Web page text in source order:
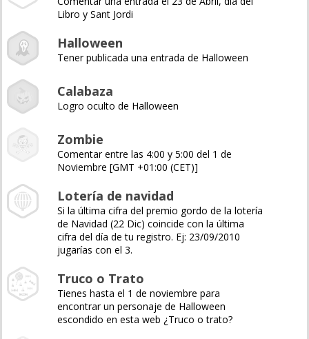
Libro y Sant Jordi
Halloween
Tener publicada una entrada de Halloween
Calabaza
Logro oculto de Halloween
Zombie
Comentar entre las 4:00 y 5:00 del 1 de
Noviembre [GMT +01:00 (CET)]
Lotería de navidad
Si la última cifra del premio gordo de la lotería
de Navidad (22 Dic) coincide con la última
cifra del día de tu registro. Ej: 23/09/2010
jugarías con el 3.
Truco o Trato
Tienes hasta el 1 de noviembre para
encontrar un personaje de Halloween
escondido en esta web ¿Truco o trato?